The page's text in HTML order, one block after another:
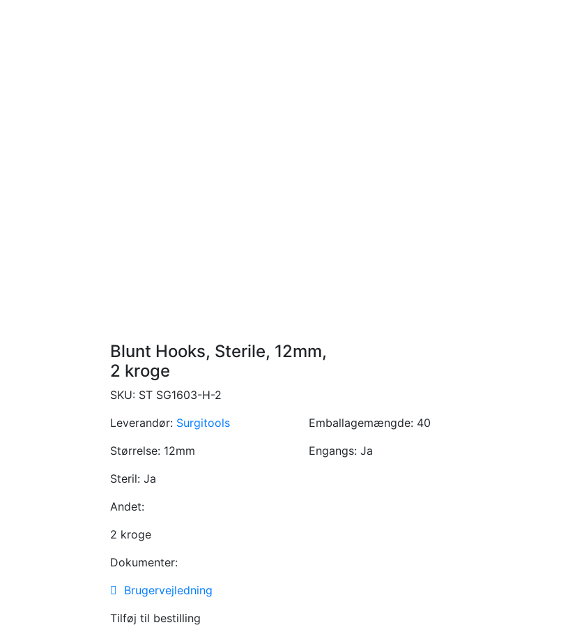
Blunt Hooks, Sterile, 12mm,
2 kroge
SKU: ST SG1603-H-2
Leverandør: Surgitools Emballagemængde: 40
Størrelse: 12mm Engangs: Ja
Steril: Ja
Andet:
2 kroge
Dokumenter:
Brugervejledning
Tilføj til bestilling